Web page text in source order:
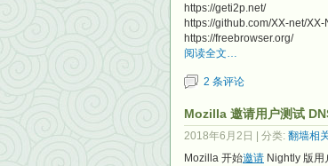
https://geti2p.net/
https://github.com/XX-net/XX-
https://freebrowser.org/
阅读全文…
2 条评论
Mozilla 邀请用户测试
2018年6月2日 | 分类: 翻墙相
Mozilla 开始邀请 Nightly 版用